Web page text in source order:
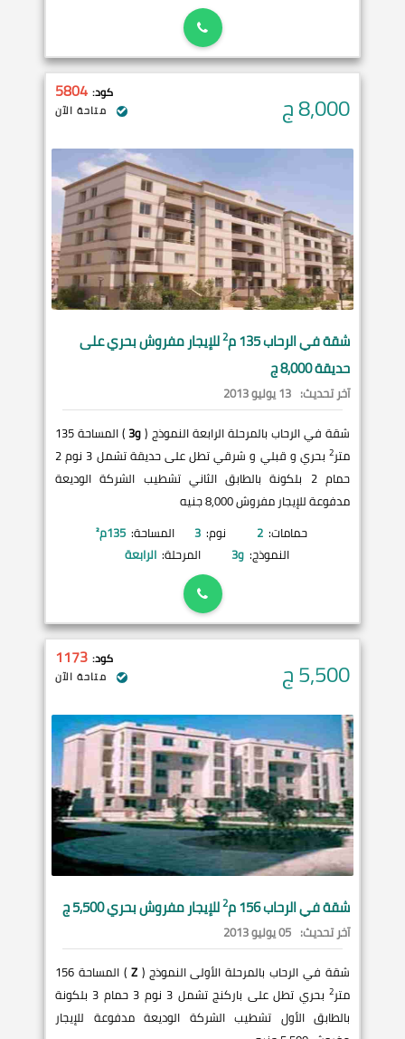
8,000ج كود: 5804
متاحة الآن
شقة فيالرحاب135 م 2للإيجار مفروش بحري على
حديقة 8,000 ج
آخر تحديث: 13 يوليو 2013
شقة في الرحاب بالمرحلة الرابعة النموذج (و3
) المساحة 135
متر2
بحري و قبلي و شرقي تطل على حديقة تشمل 3 نوم 2
حمام 2 بلكونة بالطابق الثاني تشطيب الشركة الوديعة
مدفوعة للإيجار مفروش 8,000 جنيه
حمامات: 2 نوم: 3 المساحة: 135م²
النموذج: و3 المرحلة: الرابعة
5,500ج كود: 1173
متاحة الآن
شقة فيالرحاب156 م 2للإيجار مفروش بحري 5,500 ج
آخر تحديث: 05 يوليو 2013
شقة في الرحاب بالمرحلة الأولى النموذج (Z
) المساحة 156
متر2
بحري تطل على باركنج تشمل 3 نوم 3 حمام 3 بلكونة
بالطابق الأول تشطيب الشركة الوديعة مدفوعة للإيجار